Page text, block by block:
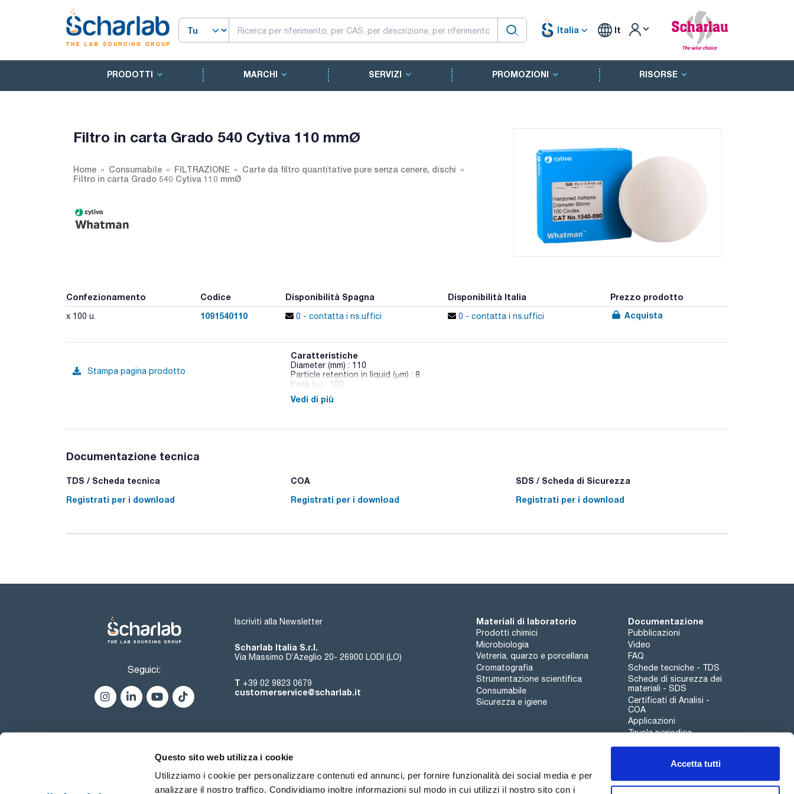
Questo sito web utilizza i cookie
Utilizziamo i cookie per personalizzare contenuti ed annunci, per fornire funzionalità dei social media e per
analizzare il nostro traffico. Condividiamo inoltre informazioni sul modo in cui utilizzi il nostro sito con i
Accetta tutti
Italia It
PRODOTTI MARCHI SERVIZI PROMOZIONI RISORSE
Filtro in carta Grado 540 Cytiva 110 mmØ
Home Consumabile FILTRAZIONE
Carte da filtro quantitative pure senza cenere, dischi
Filtro in carta Grado 540 Cytiva 110 mmØ
Confezionamento Codice Disponibilità Spagna Disponibilità Italia Prezzo prodotto
x 100 u. 1091540110 0 - contatta i ns.uffici 0 - contatta i ns.uffici Acquista
Stampa pagina prodotto
Caratteristiche
Diameter (mm) : 110
Particle retention in liquid (μm) : 8
Pack (u.) : 100
Per analisi quantitativa o gravimetrica.
Vedi di più
Documentazione tecnica
TDS / Scheda tecnica
Registrati per i download
COA
Registrati per i download
SDS / Scheda di Sicurezza
Registrati per i download
Seguici:
Iscriviti alla Newsletter
Scharlab Italia S.r.l.
Via Massimo D’Azeglio 20- 26900 LODI (LO)
T +39 02 9823 0679
customerservice@scharlab.it
Materiali di laboratorio
Prodotti chimici
Microbiologia
Vetreria, quarzo e porcellana
Cromatografia
Strumentazione scientifica
Consumabile
Sicurezza e igiene
Documentazione
Pubblicazioni
Video
FAQ
Schede tecniche - TDS
Schede di sicurezza dei
materiali - SDS
Certificati di Analisi -
COA
Applicazioni
Tavola periodica
Canale di segnalazioni